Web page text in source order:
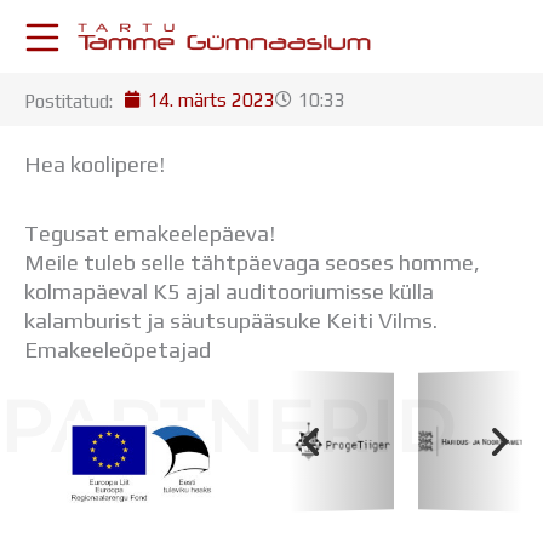
KESKKONNAD
Postkast
Tamme TV
Tamme Leht
Kooliraadio
Koorilaul
ÕPPETÖÖ
Õppekava
Ainepassid
Huviringid
Postitatud: 14. märts 2023 10:33
Hea koolipere!
Tegusat emakeelepäeva!
Meile tuleb selle tähtpäevaga seoses homme,
kolmapäeval K5 ajal auditooriumisse külla
kalamburist ja säutsupääsuke Keiti Vilms.
Emakeeleõpetajad
PARTNERID